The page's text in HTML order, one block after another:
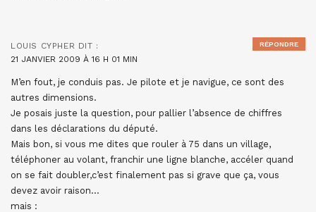
LOUIS CYPHER DIT :
21 JANVIER 2009 À 16 H 01 MIN
M’en fout, je conduis pas. Je pilote et je navigue, ce sont des
autres dimensions.
Je posais juste la question, pour pallier l’absence de chiffres
dans les déclarations du député.
Mais bon, si vous me dites que rouler à 75 dans un village,
téléphoner au volant, franchir une ligne blanche, accéler quand
on se fait doubler,c’est finalement pas si grave que ça, vous
devez avoir raison…
mais :
RÉPONDRE